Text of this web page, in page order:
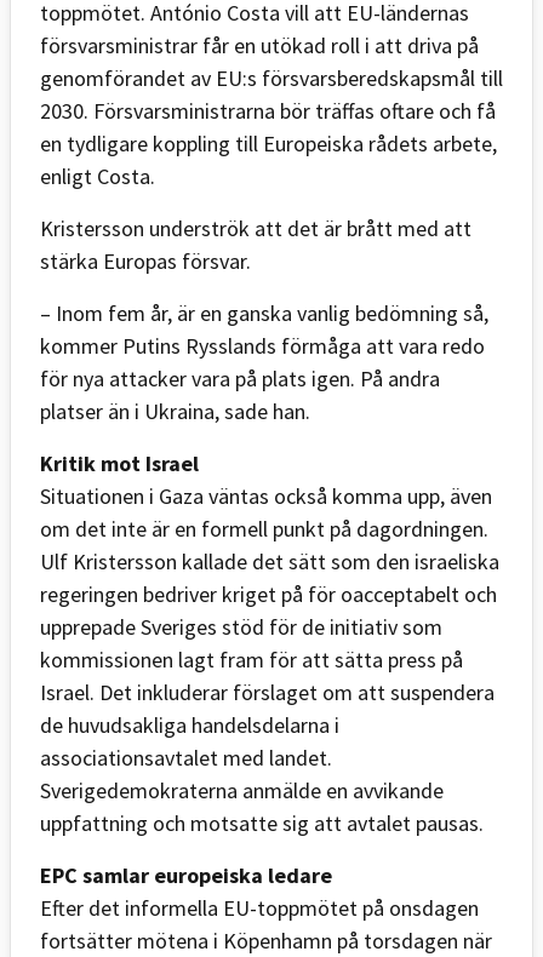
toppmötet. António Costa vill att EU-ländernas
försvarsministrar får en utökad roll i att driva på
genomförandet av EU:s försvarsberedskapsmål till
2030. Försvarsministrarna bör träffas oftare och få
en tydligare koppling till Europeiska rådets arbete,
enligt Costa.
Kristersson underströk att det är brått med att
stärka Europas försvar.
– Inom fem år, är en ganska vanlig bedömning så,
kommer Putins Rysslands förmåga att vara redo
för nya attacker vara på plats igen. På andra
platser än i Ukraina, sade han.
Kritik mot Israel
Situationen i Gaza väntas också komma upp, även
om det inte är en formell punkt på dagordningen.
Ulf Kristersson kallade det sätt som den israeliska
regeringen bedriver kriget på för oacceptabelt och
upprepade Sveriges stöd för de initiativ som
kommissionen lagt fram för att sätta press på
Israel. Det inkluderar förslaget om att suspendera
de huvudsakliga handelsdelarna i
associationsavtalet med landet.
Sverigedemokraterna anmälde en avvikande
uppfattning och motsatte sig att avtalet pausas.
EPC samlar europeiska ledare
Efter det informella EU-toppmötet på onsdagen
fortsätter mötena i Köpenhamn på torsdagen när